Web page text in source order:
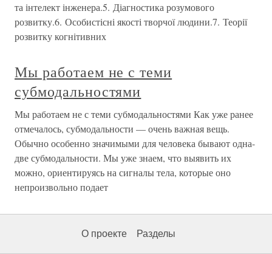
та інтелект інженера.5. Діагностика розумового
розвитку.6. Особистісні якості творчої людини.7. Теорії
розвитку когнітивних
Мы работаем не с теми
субмодальностями
Мы работаем не с теми субмодальностями Как уже ранее
отмечалось, субмодальности — очень важная вещь.
Обычно особенно значимыми для человека бывают одна-
две субмодальности. Мы уже знаем, что выявить их
можно, ориентируясь на сигналы тела, которые оно
непроизвольно подает
О проекте Разделы